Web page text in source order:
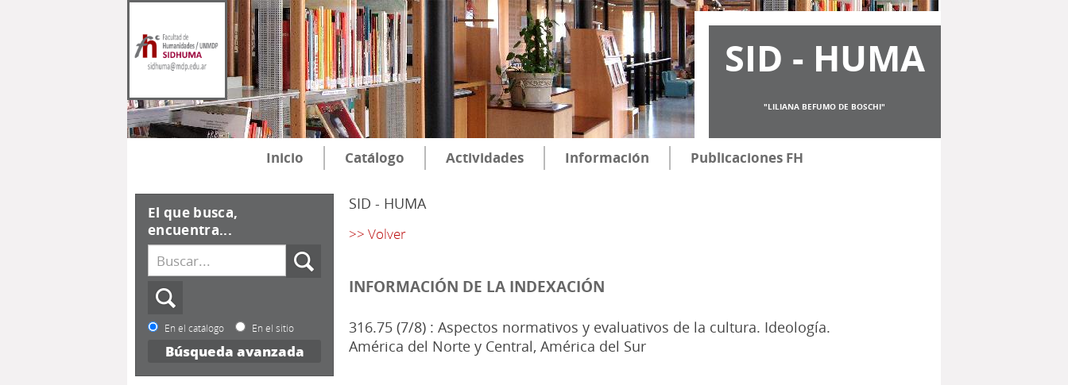
SID - HUMA
"LILIANA BEFUMO DE BOSCHI"
Inicio Catálogo Actividades Información Publicaciones FH
SID - HUMA
>> Volver
INFORMACIÓN DE LA INDEXACIÓN
316.75 (7/8) : Aspectos normativos y evaluativos de la cultura. Ideología.
América del Norte y Central, América del Sur
El que busca,
encuentra...
En el catálogo En el sitio
Búsqueda avanzada